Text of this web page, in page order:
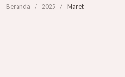
Beranda / 2025 / Maret